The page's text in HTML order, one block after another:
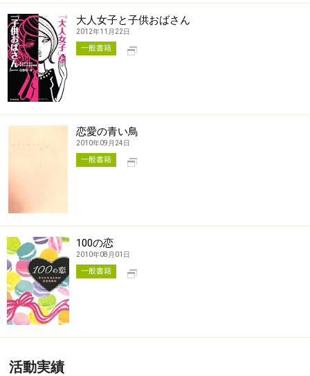
大人女子と子供おばさん
2012年11月22日
一般書籍
恋愛の青い鳥
2010年09月24日
一般書籍
100の恋
2010年08月01日
一般書籍
活動実績